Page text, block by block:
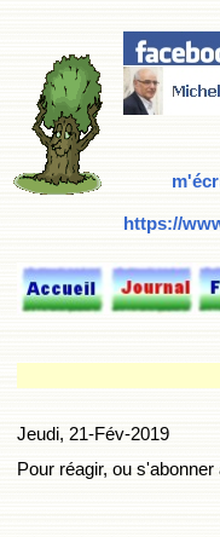
https://
Jeudi, 21-Fév-2019
Pour réagir, ou